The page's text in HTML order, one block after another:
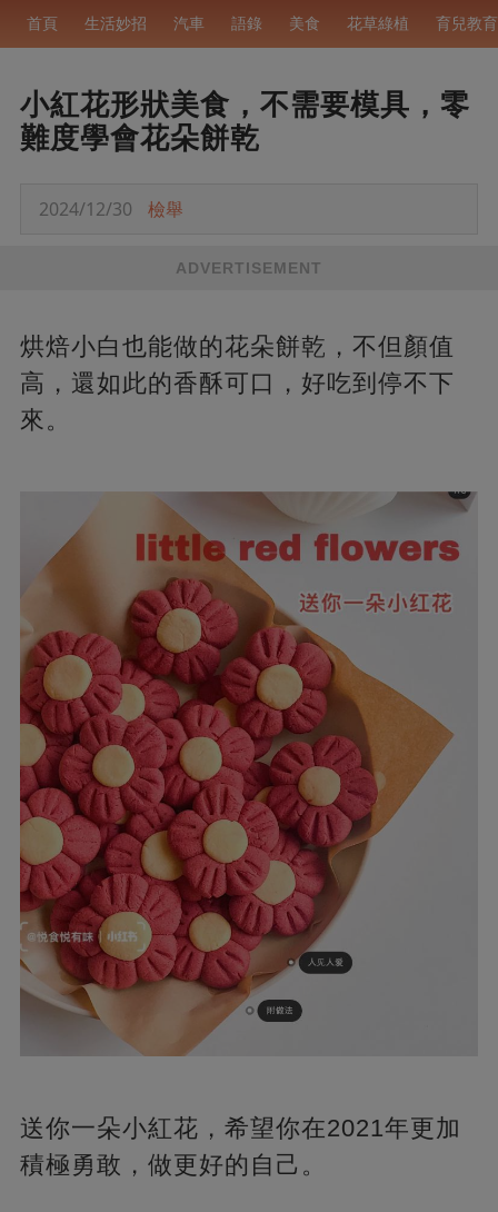
首頁 生活妙招 汽車 語錄 美食 花草綠植 育兒教育
小紅花形狀美食，不需要模具，零
難度學會花朵餅乾
2024/12/30 檢舉
ADVERTISEMENT
烘焙小白也能做的花朵餅乾，不但顏值
高，還如此的香酥可口，好吃到停不下
來。
送你一朵小紅花，希望你在2021年更加
積極勇敢，做更好的自己。